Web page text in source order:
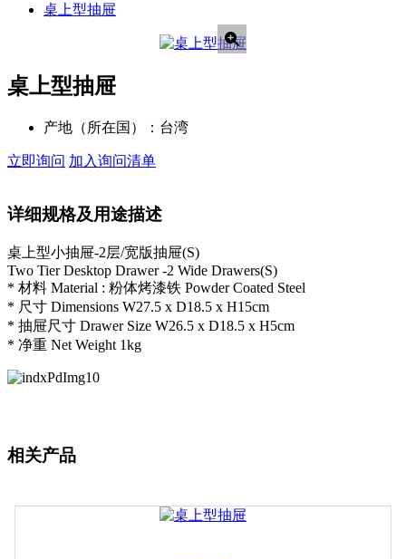
桌上型抽屉
桌上型抽屉
产地（所在国）： 台湾
立即询问 加入询问清单
详细规格及用途描述
桌上型小抽屉-2层/宽版抽屉(S)
Two Tier Desktop Drawer -2 Wide Drawers(S)
* 材料 Material : 粉体烤漆铁 Powder Coated Steel
* 尺寸 Dimensions W27.5 x D18.5 x H15cm
* 抽屉尺寸 Drawer Size W26.5 x D18.5 x H5cm
* 净重 Net Weight 1kg
相关产品